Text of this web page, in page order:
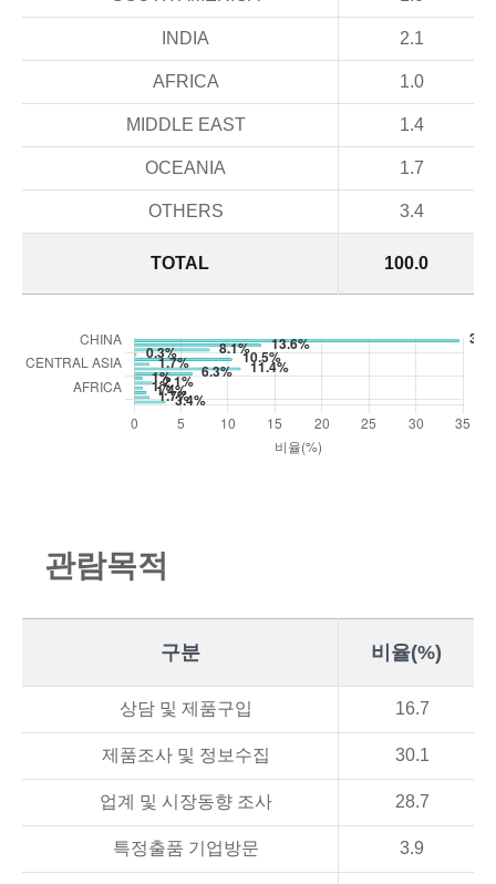
TOTAL 100.0
INDIA 2.1
AFRICA 1.0
MIDDLE EAST 1.4
OCEANIA 1.7
OTHERS 3.4
관람목적
구분 비율(%)
상담 및 제품구입 16.7
제품조사 및 정보수집 30.1
업계 및 시장동향 조사 28.7
특정출품 기업방문 3.9